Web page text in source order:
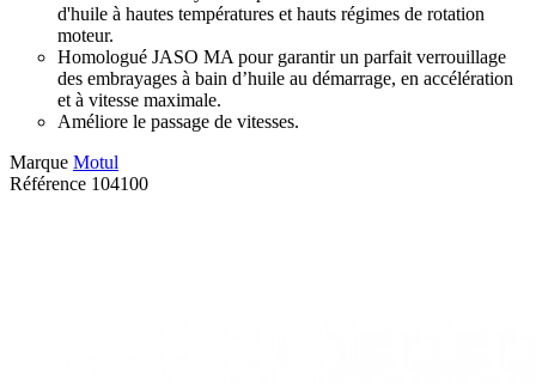
d'huile à hautes températures et hauts régimes de rotation
moteur.
Homologué JASO MA pour garantir un parfait verrouillage
des embrayages à bain d’huile au démarrage, en accélération
et à vitesse maximale.
Améliore le passage de vitesses.
Marque Motul
Référence 104100